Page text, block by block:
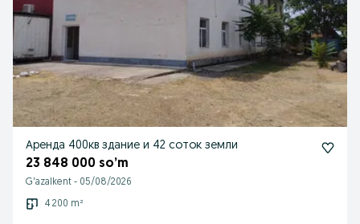
Аренда 400кв здание и 42 соток земли
23 848 000 so’m
G'azalkent - 05/08/2026
4 200 m²